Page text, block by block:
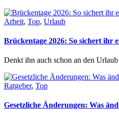
Arbeit, Top, Urlaub
Brückentage 2026: So sichert ihr
Denkt ihn auch schon an den Urlaub
Ratgeber, Top
Gesetzliche Änderungen: Was